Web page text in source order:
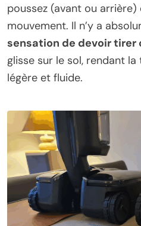
poussez (avant ou
mouvement. Il n’y a
sensation de devoir tirer
glisse sur le sol, rendant
légère et fluide.